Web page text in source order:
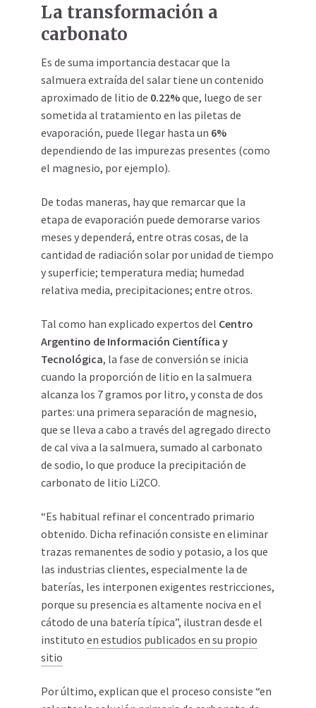
La transformación a
carbonato
Es de suma importancia destacar que la
salmuera extraída del salar tiene un contenido
aproximado de litio de 0.22%que, luego de ser
sometida al tratamiento en las piletas de
evaporación, puede llegar hasta un 6%
dependiendo de las impurezas presentes (como
el magnesio, por ejemplo).
De todas maneras, hay que remarcar que la
etapa de evaporación puede demorarse varios
meses y dependerá, entre otras cosas, de la
cantidad de radiación solar por unidad de tiempo
y superficie; temperatura media; humedad
relativa media, precipitaciones; entre otros.
Tal como han explicado expertos del Centro
Argentino de Información Científica y
Tecnológica, la fase de conversión se inicia
cuando la proporción de litio en la salmuera
alcanza los 7 gramos por litro, y consta de dos
partes: una primera separación de magnesio,
que se lleva a cabo a través del agregado directo
de cal viva a la salmuera, sumado al carbonato
de sodio, lo que produce la precipitación de
carbonato de litio Li2CO.
“Es habitual refinar el concentrado primario
obtenido. Dicha refinación consiste en eliminar
trazas remanentes de sodio y potasio, a los que
las industrias clientes, especialmente la de
baterías, les interponen exigentes restricciones,
porque su presencia es altamente nociva en el
cátodo de una batería típica”, ilustran desde el
instituto en estudios publicados en su propio
sitio
Por último, explican que el proceso consiste “en